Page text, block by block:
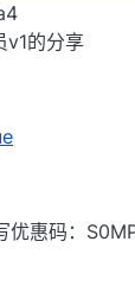
v1的分享
优惠码：